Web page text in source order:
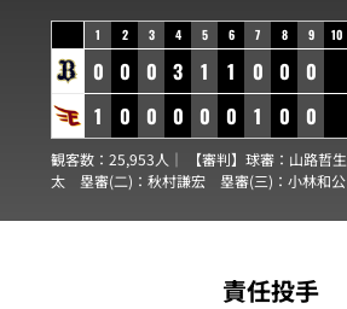
1 2 3 4 5 6 7 8 9 10
0 0 0 3 1 1 0 0 0
1
0 0 0 0 0 1 0 0
観客数：25,953人｜ 【審判】球審： 山路哲生
太 塁審(二)： 秋村謙宏 塁審(三)： 小林和公
責任投手